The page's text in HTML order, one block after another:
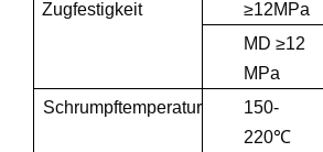
Zugfestigkeit
≥12MPa
MD ≥12
MPa
Schrumpftemperatur
150-
220℃